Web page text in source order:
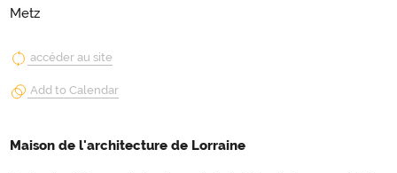
Metz
accéder au site
Add to Calendar
Maison de l'architecture de Lorraine